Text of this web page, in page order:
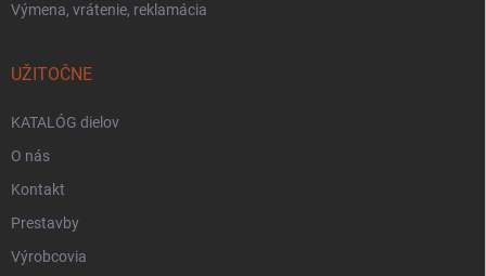
Výmena, vrátenie, reklamácia
UŽITOČNE
KATALÓG dielov
O nás
Kontakt
Prestavby
Výrobcovia